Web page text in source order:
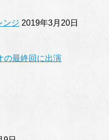
ンジ 2019年3月20日
最終回に出演